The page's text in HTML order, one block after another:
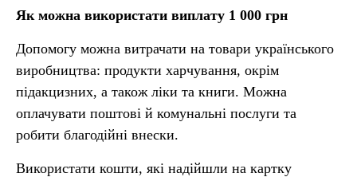
Як можна використати виплату 1 000 грн
Допомогу можна витрачати на товари українського
виробництва: продукти харчування, окрім
підакцизних, а також ліки та книги. Можна
оплачувати поштові й комунальні послуги та
робити благодійні внески.
Використати кошти, які надійшли на картку